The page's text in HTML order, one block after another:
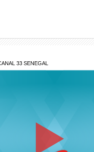
33 SENEGAL